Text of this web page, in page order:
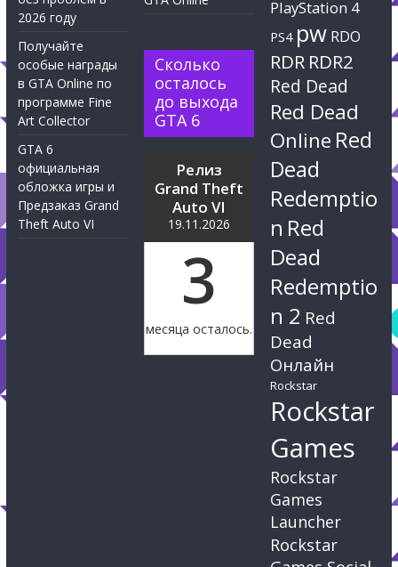
2026 году
Получайте
особые награды
в GTA Online по
программе Fine
Art Collector
GTA 6
официальная
обложка игры и
Предзаказ Grand
Theft Auto VI
Сколько
осталось
до выхода
GTA 6
Релиз
Grand Theft
Auto VI
19.11.2026
3
месяца осталось.
PlayStation 4
PS4 pw RDO
RDR RDR2
Red Dead
Red Dead
Online Red
Dead
Redemptio
n Red
Dead
Redemptio
n 2 Red
Dead
Онлайн
Rockstar
Rockstar
Games
Rockstar
Games
Launcher
Rockstar